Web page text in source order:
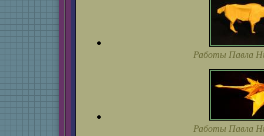
Работы Павла
Работы Павла